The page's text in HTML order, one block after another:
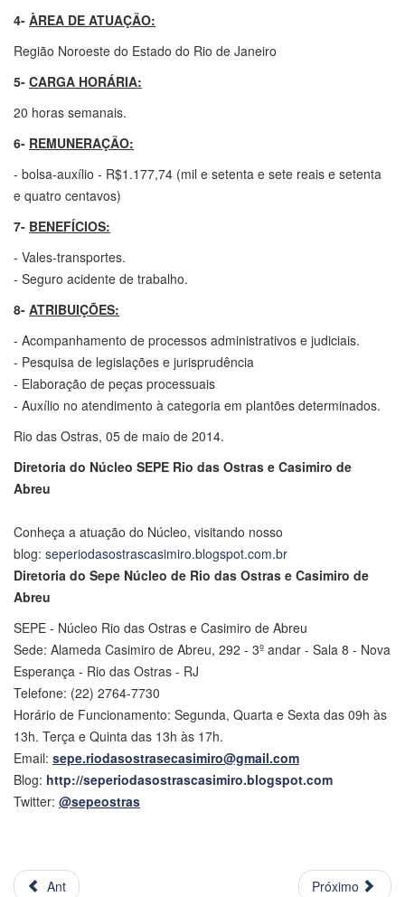
4- ÀREA DE ATUAÇÃO:
Região Noroeste do Estado do Rio de Janeiro
5- CARGA HORÁRIA:
20 horas semanais.
6- REMUNERAÇÃO:
- bolsa-auxílio - R$1.177,74 (mil e setenta e sete reais e setenta
e quatro centavos)
7- BENEFÍCIOS:
- Vales-transportes.
- Seguro acidente de trabalho.
8- ATRIBUIÇÕES:
- Acompanhamento de processos administrativos e judiciais.
- Pesquisa de legislações e jurisprudência
- Elaboração de peças processuais
- Auxílio no atendimento à categoria em plantões determinados.
Rio das Ostras, 05 de maio de 2014.
Diretoria do Núcleo SEPE Rio das Ostras e Casimiro de
Abreu
Conheça a atuação do Núcleo, visitando nosso
blog: seperiodasostrascasimiro.blogspot.com.br
Diretoria do Sepe Núcleo de Rio das Ostras e Casimiro de
Abreu
SEPE - Núcleo Rio das Ostras e Casimiro de Abreu
Sede: Alameda Casimiro de Abreu, 292 - 3º andar - Sala 8 - Nova
Esperança - Rio das Ostras - RJ
Telefone: (22) 2764-7730
Horário de Funcionamento: Segunda, Quarta e Sexta das 09h às
13h. Terça e Quinta das 13h às 17h.
Email: sepe.riodasostrasecasimiro@gmail.com
Blog: http://seperiodasostrascasimiro.blogspot.com
Twitter: @sepeostras
Ant Próximo